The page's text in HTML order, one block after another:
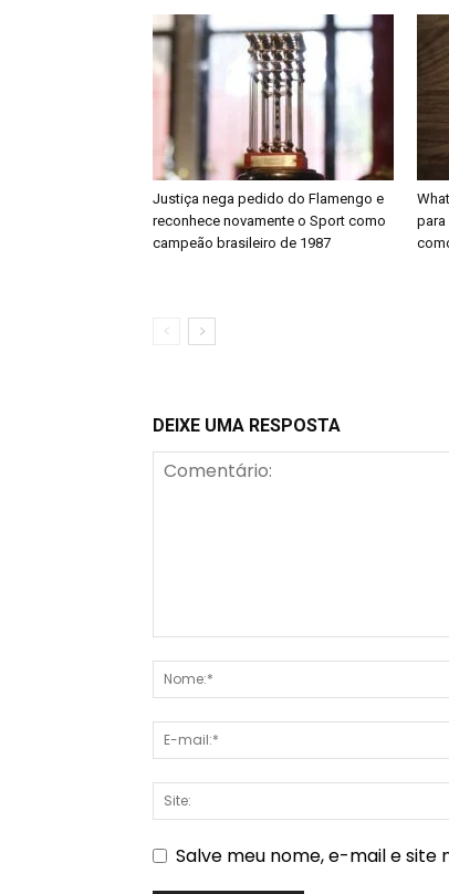
Justiça nega pedido do Flamengo e
reconhece novamente o Sport como
campeão brasileiro de 1987
para
DEIXE UMA RESPOSTA
Salve meu nome, e-mail e